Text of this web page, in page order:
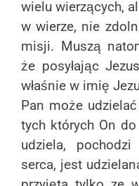
wielu wierzących,
w wierze, nie
misji. Muszą
że posyłając
właśnie w imię
Pan może
tych których On
udziela,
serca, jest